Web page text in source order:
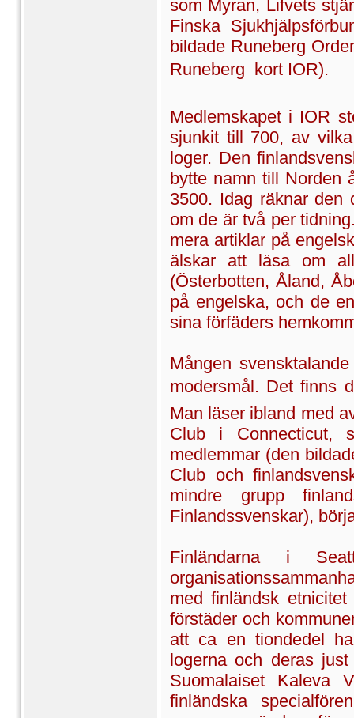
som Myran, Lifvets
Finska
bildade Runeberg
Runeberg  kort IOR).
Medlemskapet i IOR
sjunkit till 700, av
loger. Den
bytte namn till Norden
3500. Idag räknar den
om de är två per
mera artiklar på
älskar att läsa om
(Österbotten, Åland,
på engelska, och de
sina förfäders
Mången
modersmål. Det finns
Man läser ibland med
Club i Connecticut,
medlemmar (den
Club och
mindre grupp
Finlandssvenskar),
Finländarna i
med finländsk
förstäder och
att ca en tiondedel
logerna och deras just
Suomalaiset Kaleva
finländska